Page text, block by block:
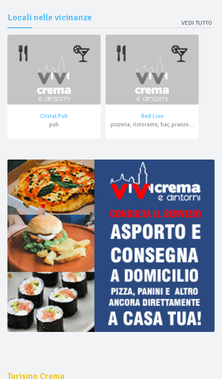
Locali nelle vicinanze
VEDI TUTTO
Cristal Pub
pub
Red Lion
pizzeria, ristorante, bar, pranzo di lavoro
Turismo Crema